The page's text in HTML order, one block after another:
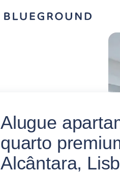
Alugue
quarto
Alcântara,